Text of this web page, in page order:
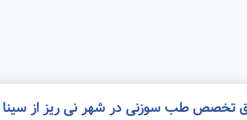
تخصص طب سوزنی در شهر نی ریز از